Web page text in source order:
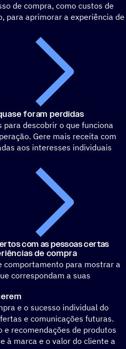
de compra, como custos de
para aprimorar a experiência de
foram perdidas
descobrir o que funciona
Gere mais receita com
aos interesses individuais
com as pessoas certas
de compra
comportamento para mostrar a
correspondam a suas
e o sucesso individual do
e comunicações futuras.
e recomendações de produtos
à marca e o valor do cliente a